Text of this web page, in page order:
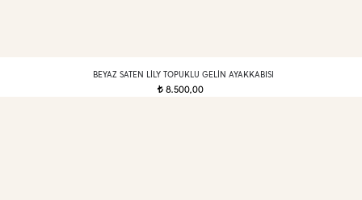
BEYAZ SATEN LILY TOPUKLU GELIN AYAKKABISI
t8.500,00